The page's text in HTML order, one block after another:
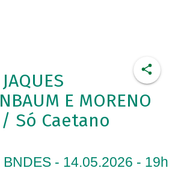
E MORENO
/ Só Caetano
- 14.05.2026 - 19h